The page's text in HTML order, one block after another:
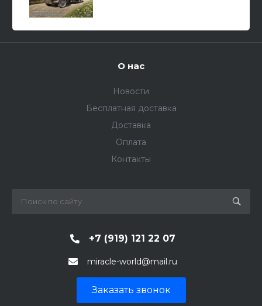
О нас
Новости
Бесплатная доставка
Доставка
Оплата
Контакты
+7 (919) 121 22 07
miracle-world@mail.ru
Заказать звонок